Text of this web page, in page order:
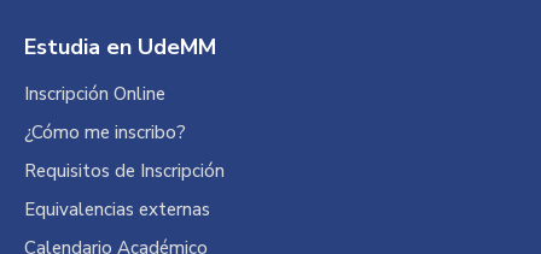
Estudia en UdeMM
Inscripción Online
¿Cómo me inscribo?
Requisitos de Inscripción
Equivalencias externas
Calendario Académico